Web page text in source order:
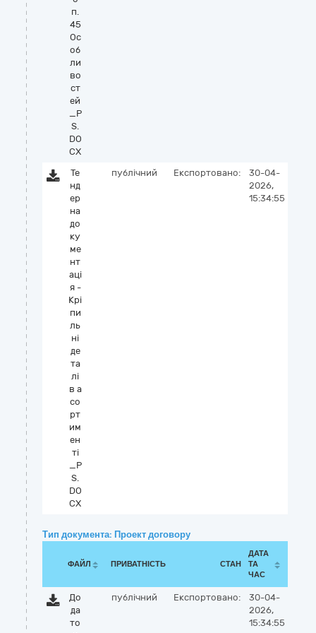
п.
45
Ос
об
ли
во
ст
ей
_P
S.
DO
CX
Те
нд
ер
на
до
ку
ме
нт
аці
я -
Крі
пи
ль
ні
де
та
лі
в а
со
рт
им
ен
ті
_P
S.
DO
CX
публічний Експортовано:
30-04-
2026,
15:34:55
Тип документа: Проект договору
ФАЙЛ ПРИВАТНІСТЬ СТАН
ДАТА
ТА
ЧАС
До
да
то
публічний Експортовано:
30-04-
2026,
15:34:55